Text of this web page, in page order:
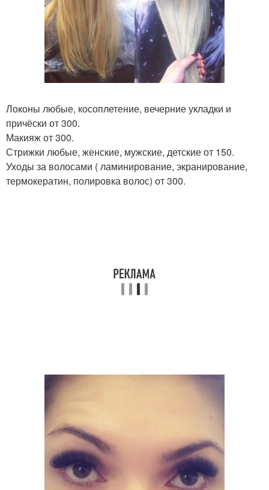
Локоны любые, косоплетение, вечерние укладки и
причёски от 300.
Макияж от 300.
Стрижки любые, женские, мужские, детские от 150.
Уходы за волосами ( ламинирование, экранирование,
термокератин, полировка волос) от 300.